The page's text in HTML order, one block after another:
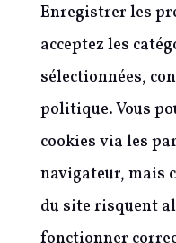
Enregistrer les
acceptez les
sélectionnées,
politique. Vous
cookies via les
navigateur, mais
du site risquent